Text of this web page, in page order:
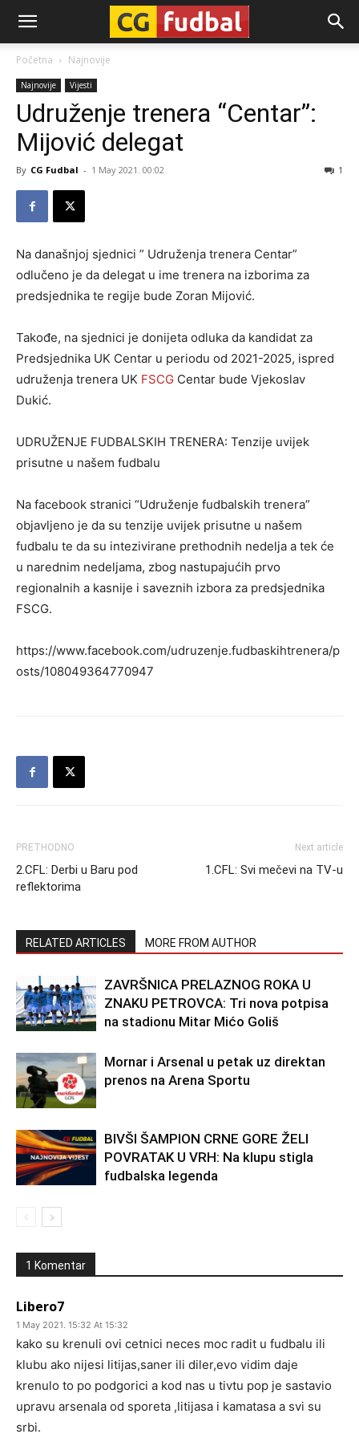
CG-
Fudbal
Početna Najnovije
Najnovije Vijesti
Udruženje trenera “Centar”:
Mijović delegat
By CG Fudbal - 1 May 2021. 00:02 1
Na današnjoj sjednici ” Udruženja trenera Centar”
odlučeno je da delegat u ime trenera na izborima za
predsjednika te regije bude Zoran Mijović.
Takođe, na sjednici je donijeta odluka da kandidat za
Predsjednika UK Centar u periodu od 2021-2025, ispred
udruženja trenera UK FSCG Centar bude Vjekoslav
Dukić.
UDRUŽENJE FUDBALSKIH TRENERA: Tenzije uvijek
prisutne u našem fudbalu
Na facebook stranici “Udruženje fudbalskih trenera”
objavljeno je da su tenzije uvijek prisutne u našem
fudbalu te da su intezivirane prethodnih nedelja a tek će
u narednim nedeljama, zbog nastupajućih prvo
regionalnih a kasnije i saveznih izbora za predsjednika
FSCG.
https://www.facebook.com/udruzenje.fudbaskihtrenera/p
osts/108049364770947
PRETHODNO
2.CFL: Derbi u Baru pod
reflektorima
Next article
1.CFL: Svi mečevi na TV-u
RELATED ARTICLES MORE FROM AUTHOR
ZAVRŠNICA PRELAZNOG ROKA U
ZNAKU PETROVCA: Tri nova potpisa
na stadionu Mitar Mićo Goliš
Mornar i Arsenal u petak uz direktan
prenos na Arena Sportu
BIVŠI ŠAMPION CRNE GORE ŽELI
POVRATAK U VRH: Na klupu stigla
fudbalska legenda
1 Komentar
Libero7
1 May 2021. 15:32 At 15:32
kako su krenuli ovi cetnici neces moc radit u fudbalu ili
klubu ako nijesi litijas,saner ili diler,evo vidim daje
krenulo to po podgorici a kod nas u tivtu pop je sastavio
upravu arsenala od sporeta ,litijasa i kamatasa a svi su
srbi.